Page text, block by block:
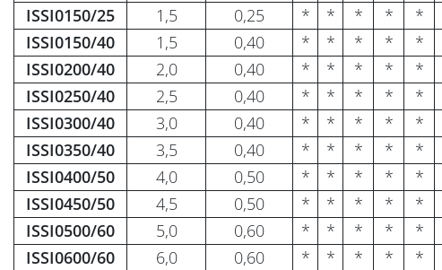
ISSI0150/25
1,5 0,25 * * * * *
ISSI0150/40
1,5 0,40 * * * * *
ISSI0200/40
2,0 0,40 * * * * *
ISSI0250/40
2,5 0,40 * * * * *
ISSI0300/40
3,0 0,40 * * * * *
ISSI0350/40
3,5 0,40 * * * * *
ISSI0400/50
4,0 0,50 * * * * *
ISSI0450/50
4,5 0,50 * * * * *
ISSI0500/60
5,0 0,60 * * * * *
ISSI0600/60
6,0 0,60 * * * * *